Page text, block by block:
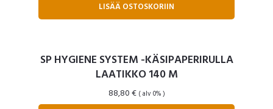
LISÄÄ OSTOSKORIIN
SP HYGIENE SYSTEM -KÄSIPAPERIRULLA
LAATIKKO 140 M
88,80€ ( alv 0% )